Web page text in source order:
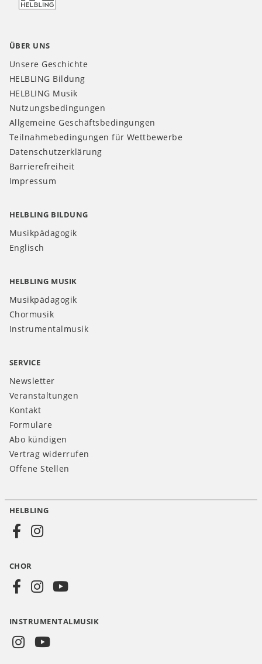
ÜBER UNS
Unsere Geschichte
HELBLING Bildung
HELBLING Musik
Nutzungsbedingungen
Allgemeine Geschäftsbedingungen
Teilnahmebedingungen für Wettbewerbe
Datenschutzerklärung
Barrierefreiheit
Impressum
HELBLING BILDUNG
Musikpädagogik
Englisch
HELBLING MUSIK
Musikpädagogik
Chormusik
Instrumentalmusik
SERVICE
Newsletter
Veranstaltungen
Kontakt
Formulare
Abo kündigen
Vertrag widerrufen
Offene Stellen
Social
CH
HELBLING
CHOR
INSTRUMENTALMUSIK